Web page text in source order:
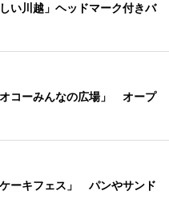
い川越」ヘッドマーク付きバ
コーみんなの広場」 オープ
ーキフェス」 パンやサンド